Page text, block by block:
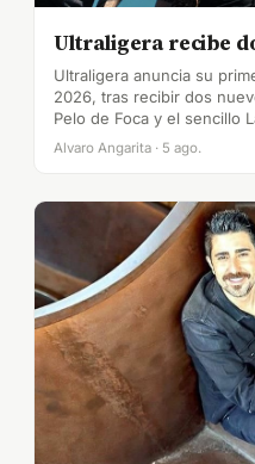
Ultraligera recibe
Ultraligera anuncia su
2026, tras recibir dos
Pelo de Foca y el sencillo
Alvaro Angarita · 5 ago.